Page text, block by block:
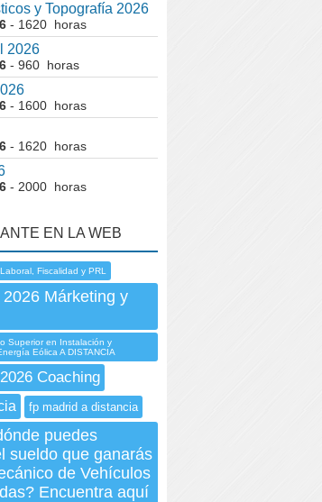
y Topografía 2026
- 1620 horas
2026
- 960 horas
- 1600 horas
- 1620 horas
- 2000 horas
EN LA WEB
Fiscalidad y PRL
Márketing y
Superior en Instalación y
Eólica A DISTANCIA
Coaching
fp madrid a distancia
puedes
sueldo que ganarás
de Vehículos
Encuentra aquí